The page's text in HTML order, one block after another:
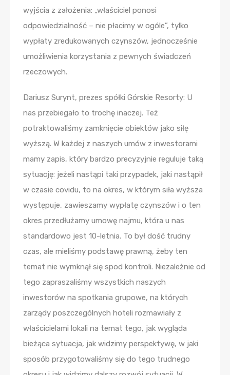
wyjścia z założenia: „właściciel ponosi
odpowiedzialność – nie płacimy w ogóle”, tylko
wypłaty zredukowanych czynszów, jednocześnie
umożliwienia korzystania z pewnych świadczeń
rzeczowych.
Dariusz Surynt, prezes spółki Górskie Resorty: U
nas przebiegało to trochę inaczej. Też
potraktowaliśmy zamknięcie obiektów jako siłę
wyższą. W każdej z naszych umów z inwestorami
mamy zapis, który bardzo precyzyjnie reguluje taką
sytuację: jeżeli nastąpi taki przypadek, jaki nastąpił
w czasie covidu, to na okres, w którym siła wyższa
występuje, zawieszamy wypłatę czynszów i o ten
okres przedłużamy umowę najmu, która u nas
standardowo jest 10-letnia. To był dość trudny
czas, ale mieliśmy podstawę prawną, żeby ten
temat nie wymknął się spod kontroli. Niezależnie od
tego zapraszaliśmy wszystkich naszych
inwestorów na spotkania grupowe, na których
zarządy poszczególnych hoteli rozmawiały z
właścicielami lokali na temat tego, jak wygląda
bieżąca sytuacja, jak widzimy perspektywę, w jaki
sposób przygotowaliśmy się do tego trudnego